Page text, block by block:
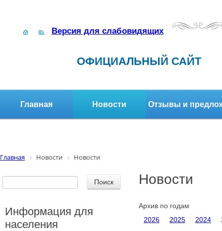
Версия для слабовидящих
ОФИЦИАЛЬНЫЙ САЙТ
Главная Новости Отзывы и
Главная Новости Новости
Новости
Архив по годам
2026
2025 2024
Информация для
населения